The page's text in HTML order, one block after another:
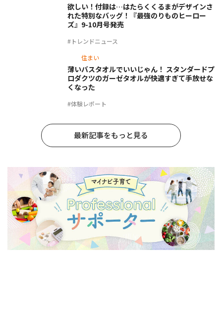
#トレンドニュース
欲しい！付録は…はたらくくるまがデザインさ
れた特別なバッグ！『最強のりものヒーロー
ズ』9-10月号発売
住まい
#体験レポート
薄いバスタオルでいいじゃん！ スタンダードプ
ロダクツのガーゼタオルが快適すぎて手放せな
くなった
最新記事をもっと見る